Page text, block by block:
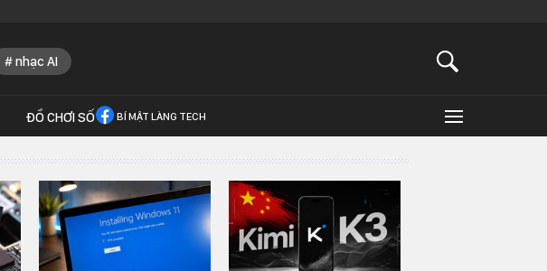
nhạc AI
ĐỒ CHƠI SỐ BÍ MẬT LÀNG TECH